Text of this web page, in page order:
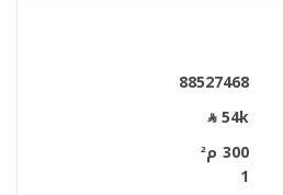
فترة العقد
حولك ( سوبر ماركت - صيدلية -
88527468
54k
300 م²
1